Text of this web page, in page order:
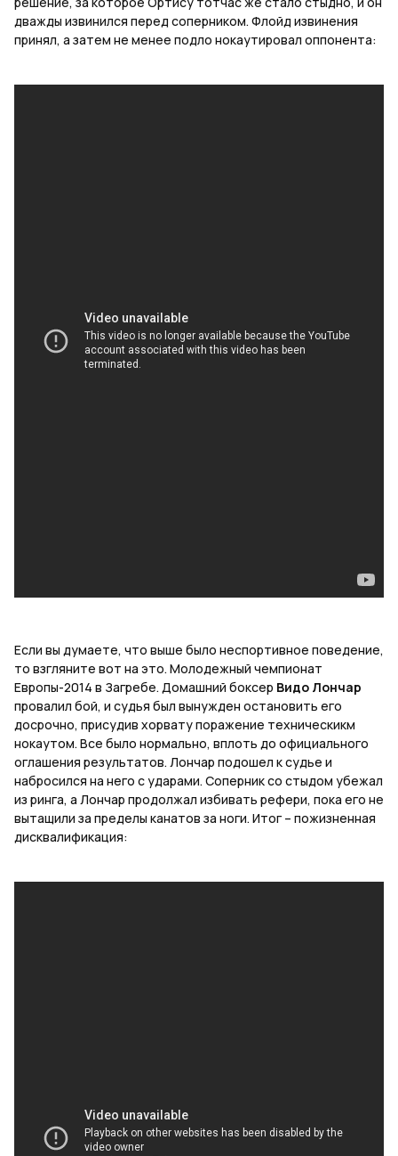
дважды извинился перед соперником. Флойд извинения
принял, а затем не менее подло нокаутировал оппонента:
Если вы думаете, что выше было неспортивное поведение,
то взгляните вот на это. Молодежный чемпионат
Европы-2014 в Загребе. Домашний боксер Видо Лончар
провалил бой, и судья был вынужден остановить его
досрочно, присудив хорвату поражение техническикм
нокаутом. Все было нормально, вплоть до официального
оглашения результатов. Лончар подошел к судье и
набросился на него с ударами. Соперник со стыдом убежал
из ринга, а Лончар продолжал избивать рефери, пока его не
вытащили за пределы канатов за ноги. Итог – пожизненная
дисквалификация: